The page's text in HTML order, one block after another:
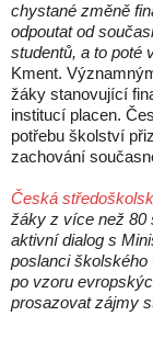
chystané změně
odpoutat od
studentů, a to poté
Kment.
žáky stanovující
institucí placen.
potřebu školství
zachování
Česká
žáky z více než 80
aktivní dialog s
poslanci
po vzoru
prosazovat zájmy